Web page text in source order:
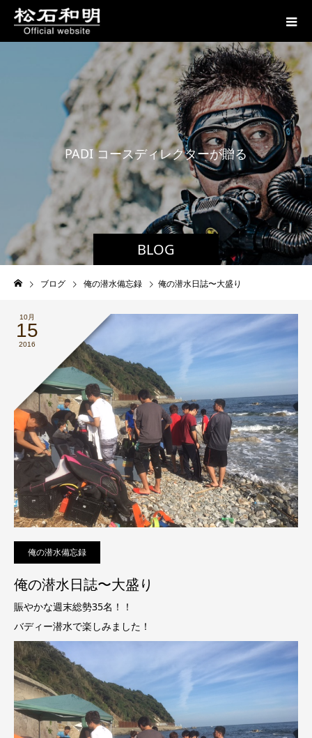
BLOG
PA DI コ ース ディレクタ ーが贈る
潜 水日誌
ブログ 俺の潜水備忘録 俺の潜水日誌〜大盛り
10月
15
2016
俺の潜水備忘録
俺の潜水日誌〜大盛り
賑やかな週末総勢35名！！
バディー潜水で楽しみました！